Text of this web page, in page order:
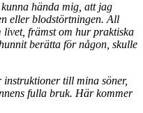
hända mig, att jag
eller blodstörtningen. All
livet, främst om hur praktiska
berätta för någon, skulle
instruktioner till mina söner,
fulla bruk. Här kommer